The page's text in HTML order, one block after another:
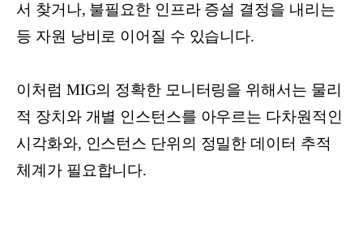
서 찾거나, 불필요한 인프라 증설 결정을 내리는
등 자원 낭비로 이어질 수 있습니다.
이처럼 MIG의 정확한 모니터링을 위해서는 물리
적 장치와 개별 인스턴스를 아우르는 다차원적인
시각화와, 인스턴스 단위의 정밀한 데이터 추적
체계가 필요합니다.